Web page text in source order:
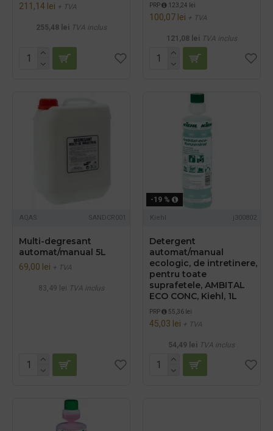
211,14 lei + TVA
255,48 lei TVA inclus
PRP 123,24 lei
100,07 lei + TVA
121,08 lei TVA inclus
AQAS SANDCR001
Multi-degresant
automat/manual 5L
69,00 lei + TVA
83,49 lei TVA inclus
-19 %
Kiehl j300802
Detergent
automat/manual
ecologic, de intretinere,
pentru toate
suprafetele, AMBITAL
ECO CONC, Kiehl, 1L
PRP 55,36 lei
45,03 lei + TVA
54,49 lei TVA inclus